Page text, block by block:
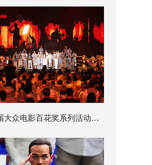
第38届大众电影百花奖系列活动开幕